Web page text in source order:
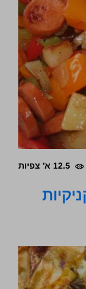
12.5 א' צפיות